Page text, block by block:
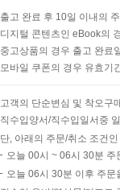
출고 완료 후 10일 이내의
디지털 콘텐츠인 eBook의
중고상품의 경우 출고 완료
모바일 쿠폰의 경우 유효기
고객의 단순변심 및 착오구
직수입양서/직수입일서중
단, 아래의 주문/취소 조건
오늘 00시 ~ 06시 30분
오늘 06시 30분 이후 주